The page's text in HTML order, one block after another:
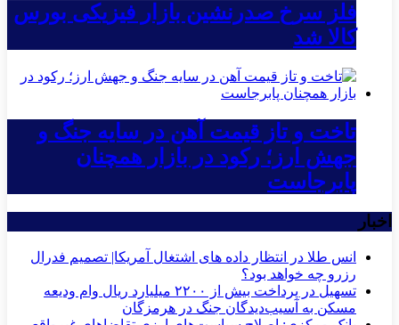
فلز سرخ صدرنشین بازار فیزیکی بورس
کالا شد
تاخت و تاز قیمت آهن در سایه جنگ و
جهش ارز؛ رکود در بازار همچنان
پابرجاست
اخبار
انس طلا در انتظار داده های اشتغال آمریکا| تصمیم فدرال
رزرو چه خواهد بود؟
تسهیل در پرداخت بیش از ۲۲۰۰ میلیارد ریال وام ودیعه
مسکن به آسیب‌دیدگان جنگ در هرمزگان